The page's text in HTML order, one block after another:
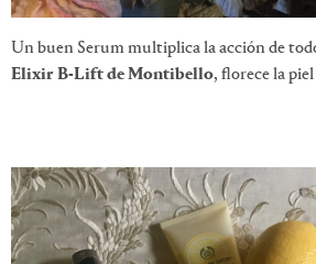
Un buen Serum multiplica la acción de
Elixir B-Lift de Montibello, florece la piel